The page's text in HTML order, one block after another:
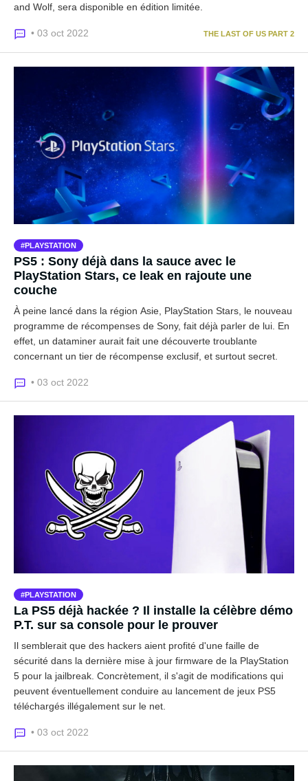
and Wolf, sera disponible en édition limitée.
• 03 oct 2022 THE LAST OF US PART 2
PLAYSTATION
PS5 : Sony déjà dans la sauce avec le
PlayStation Stars, ce leak en rajoute une
couche
À peine lancé dans la région Asie, PlayStation Stars, le nouveau
programme de récompenses de Sony, fait déjà parler de lui. En
effet, un dataminer aurait fait une découverte troublante
concernant un tier de récompense exclusif, et surtout secret.
• 03 oct 2022
PLAYSTATION
La PS5 déjà hackée ? Il installe la célèbre démo
P.T. sur sa console pour le prouver
Il semblerait que des hackers aient profité d'une faille de
sécurité dans la dernière mise à jour firmware de la PlayStation
5 pour la jailbreak. Concrètement, il s'agit de modifications qui
peuvent éventuellement conduire au lancement de jeux PS5
téléchargés illégalement sur le net.
• 03 oct 2022